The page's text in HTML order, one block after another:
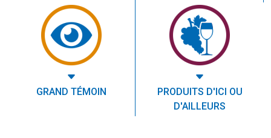
GRAND TÉMOIN
PRODUITS D'ICI OU
D'AILLEURS